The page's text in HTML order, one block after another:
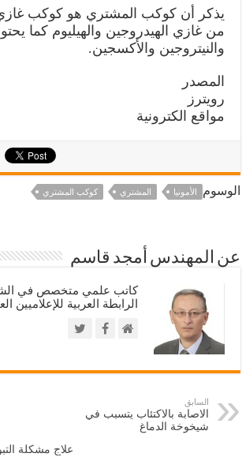
يذكر أن كوكب المشتري هو كوكب
من غازي الهيدروجين والهيليوم كما
والنيتروجين والأكسجين.
المصدر
رويترز
مواقع الكترونية
الوسوم الأمونيا المشتري كوكب المشتري
عن المهندس أمجد قاسم
كاتب علمي متخصص في
الرابطة العربية للإعلاميين
السابق
الاصابة بالاكتئاب يتسبب في
شيخوخة الدماغ
علاج مشكلة